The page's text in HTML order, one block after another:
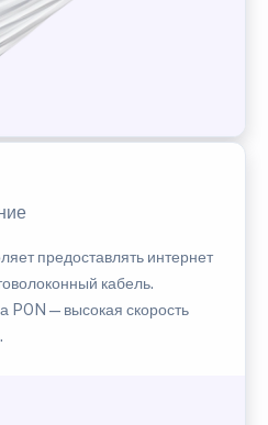
предоставлять интернет
кабель.
— высокая скорость